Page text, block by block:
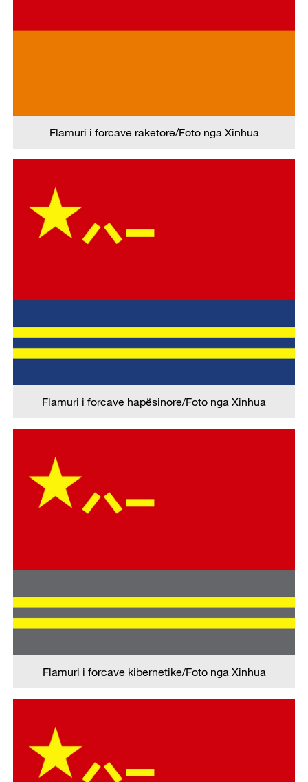
Flamuri i forcave raketore/Foto nga Xinhua
Flamuri i forcave hapësinore/Foto nga Xinhua
Flamuri i forcave kibernetike/Foto nga Xinhua